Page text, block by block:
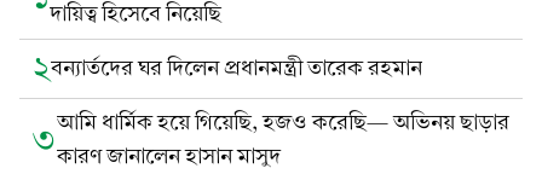
দায়িত্ব হিসেবে নিয়েছি
২বন্যার্তদের ঘর দিলেন প্রধানমন্ত্রী তারেক রহমান
৩আমি ধার্মিক হয়ে গিয়েছি, হজও করেছি— অভিনয় ছাড়ার
কারণ জানালেন হাসান মাসুদ